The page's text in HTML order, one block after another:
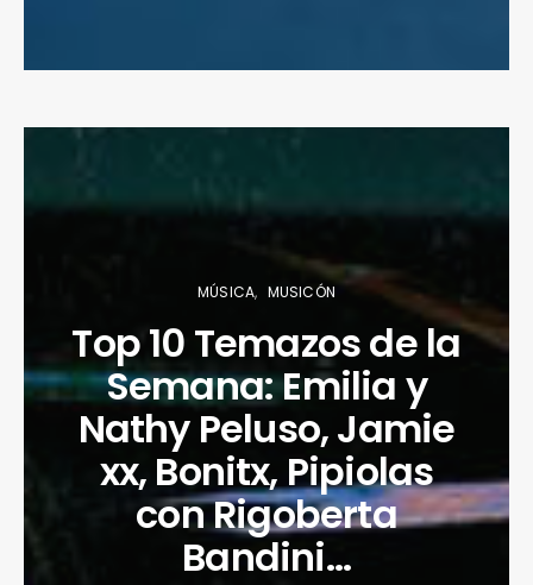
MÚSICA MUSICÓN
Top 10 Temazos de la
Semana: Emilia y
Nathy Peluso, Jamie
xx, Bonitx, Pipiolas
con Rigoberta
Bandini…